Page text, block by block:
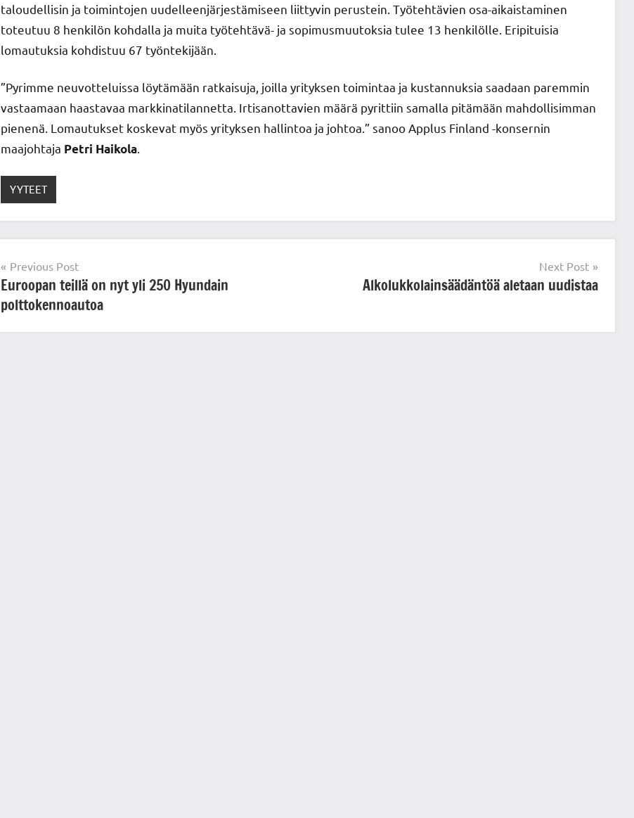
taloudellisin ja toimintojen uudelleenjärjestämiseen liittyvin perustein. Työtehtävien osa-aikaistaminen
toteutuu 8 henkilön kohdalla ja muita työtehtävä- ja sopimusmuutoksia tulee 13 henkilölle. Eripituisia
lomautuksia kohdistuu 67 työntekijään.
”Pyrimme neuvotteluissa löytämään ratkaisuja, joilla yrityksen toimintaa ja kustannuksia saadaan paremmin
vastaamaan haastavaa markkinatilannetta. Irtisanottavien määrä pyrittiin samalla pitämään mahdollisimman
pienenä. Lomautukset koskevat myös yrityksen hallintoa ja johtoa.” sanoo Applus Finland -konsernin
maajohtaja Petri Haikola
YYTEET
Post
navigation
Previous Post
Euroopan teillä on nyt yli 250 Hyundain
polttokennoautoa
Next Post
Alkolukkolainsäädäntöä aletaan uudistaa